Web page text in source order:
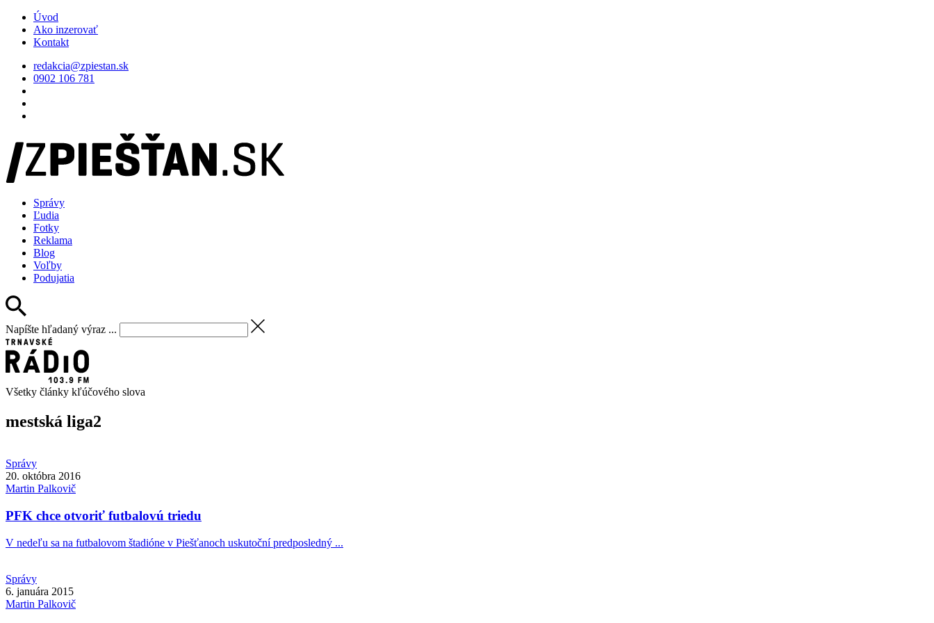
Úvod
Ako inzerovať
Kontakt
redakcia@zpiestan.sk
0902 106 781
Správy
Ľudia
Fotky
Reklama
Blog
Voľby
Podujatia
Napíšte hľadaný výraz ...
Všetky články kľúčového slova
mestská liga2
Správy
20. októbra 2016
Martin Palkovič
PFK chce otvoriť futbalovú triedu
V nedeľu sa na futbalovom štadióne v Piešťanoch uskutoční predposledný ...
Správy
6. januára 2015
Martin Palkovič